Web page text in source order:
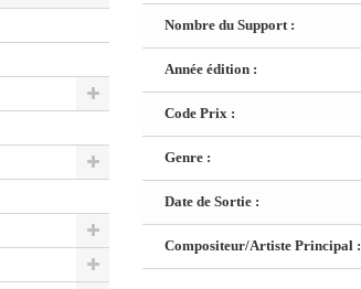
Nombre du Support :
Année édition :
Code Prix :
Genre :
Date de Sortie :
Compositeur/Artiste Principal :